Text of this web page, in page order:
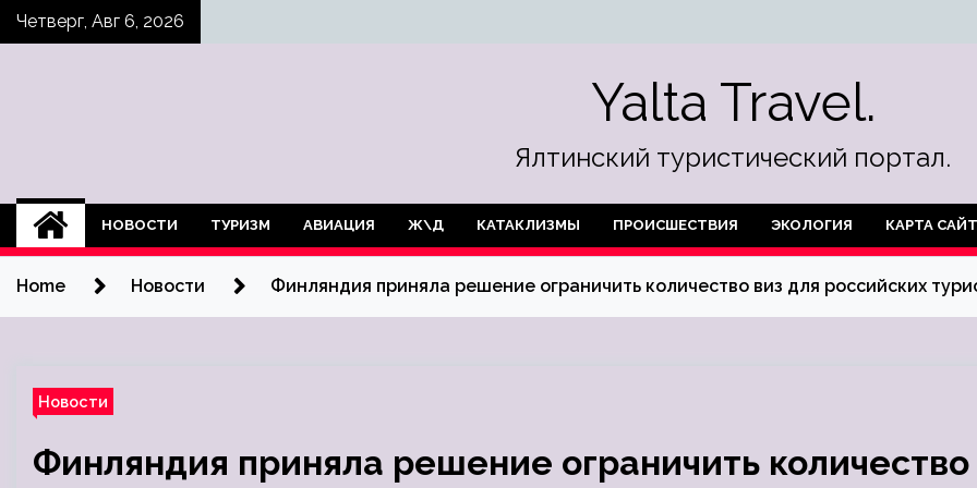
SkipЧетверг, Авг 6, 2026
Yalta Travel.
Ялтинский туристический портал.
НОВОСТИ ТУРИЗМ АВИАЦИЯ Ж\Д КАТАКЛИЗМЫ ПРОИСШЕСТВИЯ ЭКОЛОГИЯ КАРТА
Home Новости Финляндия приняла решение ограничить количество виз для российских
Новости
Финляндия приняла решение ограничить количество